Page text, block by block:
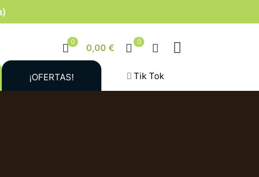
0
0,00 €
0
¡OFERTAS! Tik Tok